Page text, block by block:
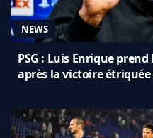
NEWS
PSG : Luis Enrique
après la victoire